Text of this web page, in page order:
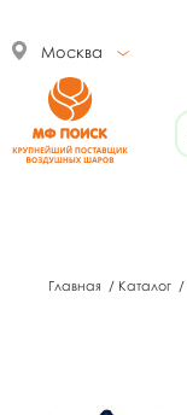
Москва
Главная / Каталог /